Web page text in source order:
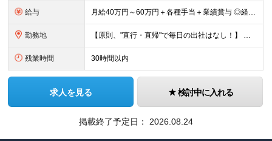
給与 月給40万円～60万円＋各種手当＋業績賞与 ◎経験や能力等を考慮し、優遇いたします！ ◎成果により業績賞与を年2回支給します！ 上記月給には、固定残業代として 「60,800円～95,000円（28
勤務地 【原則、"直行・直帰"で毎日の出社はなし！】 東京・埼玉・千葉・神奈川などを中心とした 周辺エリアの現場に「直行・直帰」となります！ ■関東第一第二支部 埼玉県八潮市大字二丁目1142-2 ◎最寄り
残業時間 30時間以内
求人を見る 検討中に入れる
掲載終了予定日： 2026.08.24